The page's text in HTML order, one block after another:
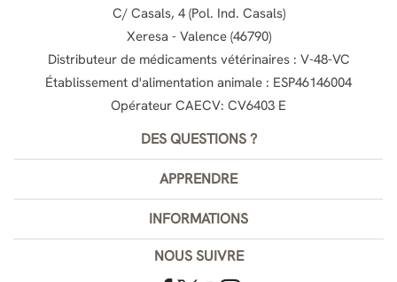
C/ Casals, 4 (Pol. Ind. Casals)
Xeresa - Valence (46790)
Distributeur de médicaments vétérinaires : V-48-VC
Établissement d'alimentation animale : ESP46146004
Opérateur CAECV: CV6403 E
DES QUESTIONS ?
APPRENDRE
INFORMATIONS
NOUS SUIVRE